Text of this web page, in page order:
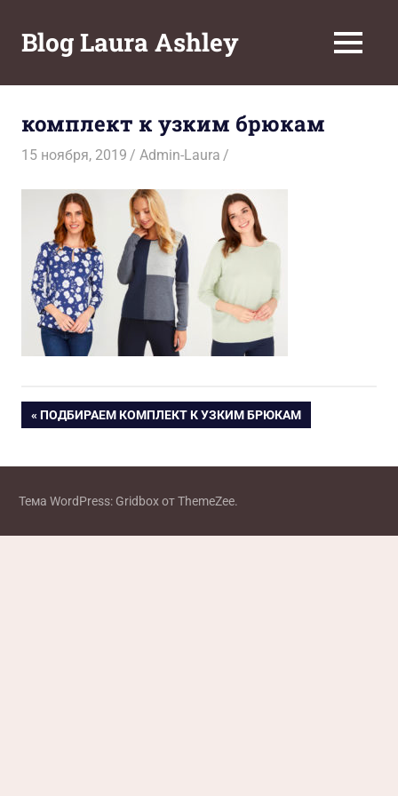
содержимому
Blog Laura Ashley МЕНЮ
комплект к узким брюкам
15 ноября, 2019 Admin-Laura
Навигация
по
записям
ПРЕДЫДУЩАЯ
ПОДБИРАЕМ КОМПЛЕКТ К УЗКИМ БРЮКАМ
Тема WordPress: Gridbox от ThemeZee.